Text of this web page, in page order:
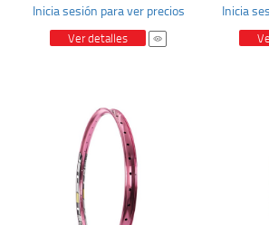
Inicia sesión para ver precios
Ver detalles
Inicia